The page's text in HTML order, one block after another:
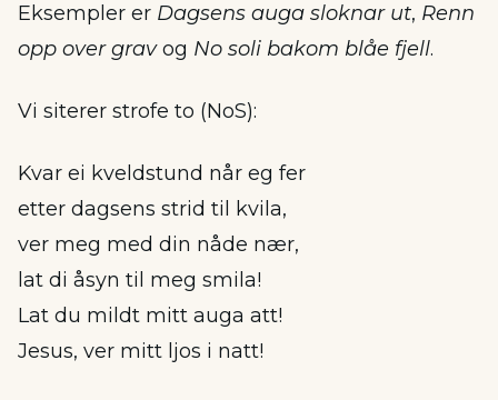
Eksempler er Dagsens auga sloknar ut, Renn
opp over gravog No soli bakom blåe fjell.
Vi siterer strofe to (NoS):
Kvar ei kveldstund når eg fer
etter dagsens strid til kvila,
ver meg med din nåde nær,
lat di åsyn til meg smila!
Lat du mildt mitt auga att!
Jesus, ver mitt ljos i natt!